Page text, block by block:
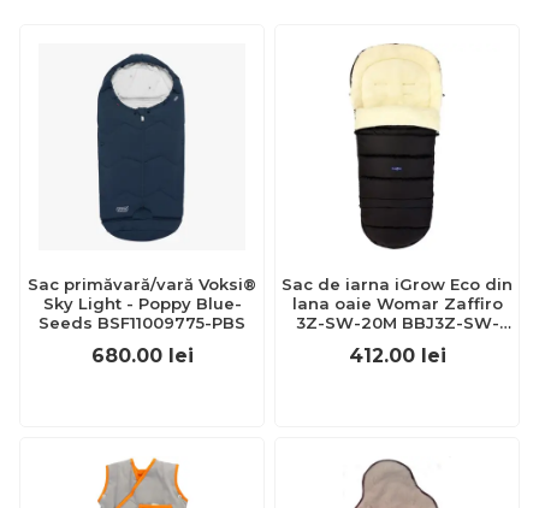
Sac primăvară/vară Voksi®
Sky Light - Poppy Blue-
Seeds BSF11009775-PBS
680.00 lei
Sac de iarna iGrow Eco din
lana oaie Womar Zaffiro
3Z-SW-20M BBJ3Z-SW-
20M_Negru
412.00 lei